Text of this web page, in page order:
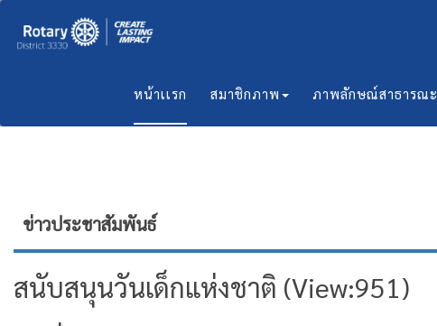
หน้าเเรก สมาชิกภาพ ภาพลักษณ์สาธารณะ
ข่าวประชาสัมพันธ์
สนับสนุนวันเด็กแห่งชาติ (View:951)